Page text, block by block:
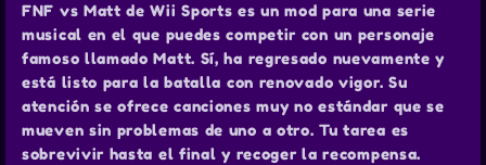
FNF vs Matt de Wii Sports es un mod para una serie
musical en el que puedes competir con un personaje
famoso llamado Matt. Sí, ha regresado nuevamente y
está listo para la batalla con renovado vigor. Su
atención se ofrece canciones muy no estándar que se
mueven sin problemas de uno a otro. Tu tarea es
sobrevivir hasta el final y recoger la recompensa.